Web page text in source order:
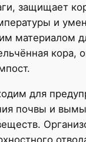
защищает
и
материалом
кора,
для
почвы и